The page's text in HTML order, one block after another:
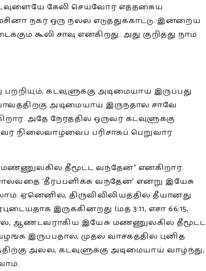
கேலி செய்வோர் எத்தகைய
நகர் ஒரு நல்ல எடுத்துக்காட்டு. இன்றைய
கூலி சாவு என்கிறது. அது குறித்து நாம்
கடவுளுக்கு அடிமையாய் இருப்பது
பாவத்திற்கு அடிமையாய் இருந்தால் சாவே
அதே நேரத்தில் ஒருவர் கடவுளுக்கு
நிலைவாழ்வைப் பரிசாகப் பெறுவார்
தீமூட்ட வந்தேன்” என்கிறார்.
‘தீர்ப்பளிக்க வந்தேன்’ என்று இயேசு
ஏனெனில், திருவிவிலியத்தில் தீயானது
இருக்கின்றது (மத் 3:11, எசா 66:15,
ஆண்டவராகிய இயேசு மண்ணுலகில் தீமூட்ட
இருப்பதால், முதல் வாசகத்தில் புனித
அல்ல, கடவுளுக்கு அடிமையாய் வாழ்ந்து,